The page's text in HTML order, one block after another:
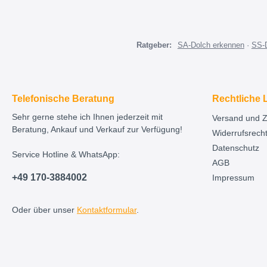
Ratgeber: SA-Dolch erkennen· SS-
Telefonische Beratung
Sehr gerne stehe ich Ihnen jederzeit mit
Beratung, Ankauf und Verkauf zur Verfügung!
Service Hotline & WhatsApp:
+49 170-3884002
Oder über unser Kontaktformular.
Rechtliche
Versand und
Widerrufsrecht
Datenschutz
AGB
Impressum